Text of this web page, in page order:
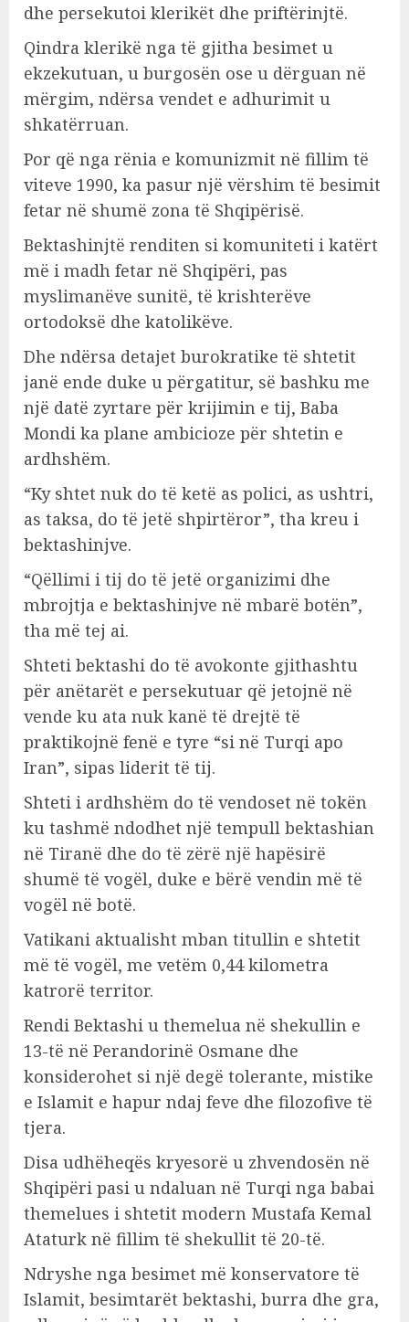
dhe persekutoi klerikët dhe priftërinjtë.
Qindra klerikë nga të gjitha besimet u
ekzekutuan, u burgosën ose u dërguan në
mërgim, ndërsa vendet e adhurimit u
shkatërruan.
Por që nga rënia e komunizmit në fillim të
viteve 1990, ka pasur një vërshim të besimit
fetar në shumë zona të Shqipërisë.
Bektashinjtë renditen si komuniteti i katërt
më i madh fetar në Shqipëri, pas
myslimanëve sunitë, të krishterëve
ortodoksë dhe katolikëve.
Dhe ndërsa detajet burokratike të shtetit
janë ende duke u përgatitur, së bashku me
një datë zyrtare për krijimin e tij, Baba
Mondi ka plane ambicioze për shtetin e
ardhshëm.
“Ky shtet nuk do të ketë as polici, as ushtri,
as taksa, do të jetë shpirtëror”, tha kreu i
bektashinjve.
“Qëllimi i tij do të jetë organizimi dhe
mbrojtja e bektashinjve në mbarë botën”,
tha më tej ai.
Shteti bektashi do të avokonte gjithashtu
për anëtarët e persekutuar që jetojnë në
vende ku ata nuk kanë të drejtë të
praktikojnë fenë e tyre “si në Turqi apo
Iran”, sipas liderit të tij.
Shteti i ardhshëm do të vendoset në tokën
ku tashmë ndodhet një tempull bektashian
në Tiranë dhe do të zërë një hapësirë
shumë të vogël, duke e bërë vendin më të
vogël në botë.
Vatikani aktualisht mban titullin e shtetit
më të vogël, me vetëm 0,44 kilometra
katrorë territor.
Rendi Bektashi u themelua në shekullin e
13-të në Perandorinë Osmane dhe
konsiderohet si një degë tolerante, mistike
e Islamit e hapur ndaj feve dhe filozofive të
tjera.
Disa udhëheqës kryesorë u zhvendosën në
Shqipëri pasi u ndaluan në Turqi nga babai
themelues i shtetit modern Mustafa Kemal
Ataturk në fillim të shekullit të 20-të.
Ndryshe nga besimet më konservatore të
Islamit, besimtarët bektashi, burra dhe gra,